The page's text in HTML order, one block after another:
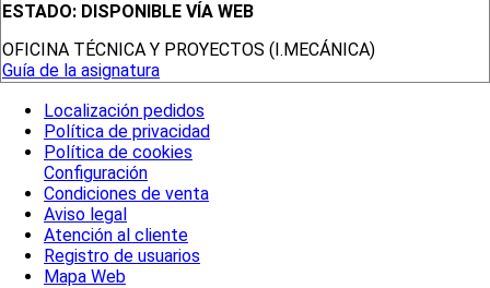
ESTADO: DISPONIBLE VÍA WEB
OFICINA TÉCNICA Y PROYECTOS (I.MECÁNICA)
Guía de la asignatura
Localización pedidos
Política de privacidad
Política de cookies
Configuración
Condiciones de venta
Aviso legal
Atención al cliente
Registro de usuarios
Mapa Web